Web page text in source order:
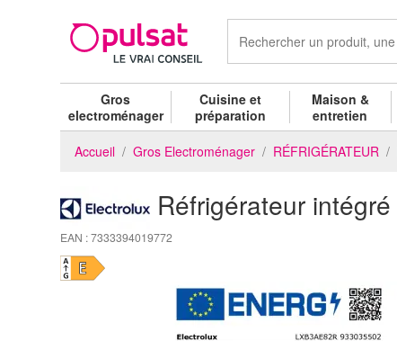
Gros
electroménager
Cuisine et
préparation
Maison &
entretien
Accueil Gros Electroménager RÉFRIGÉRATEUR
Réfrigérateur
EAN : 7333394019772